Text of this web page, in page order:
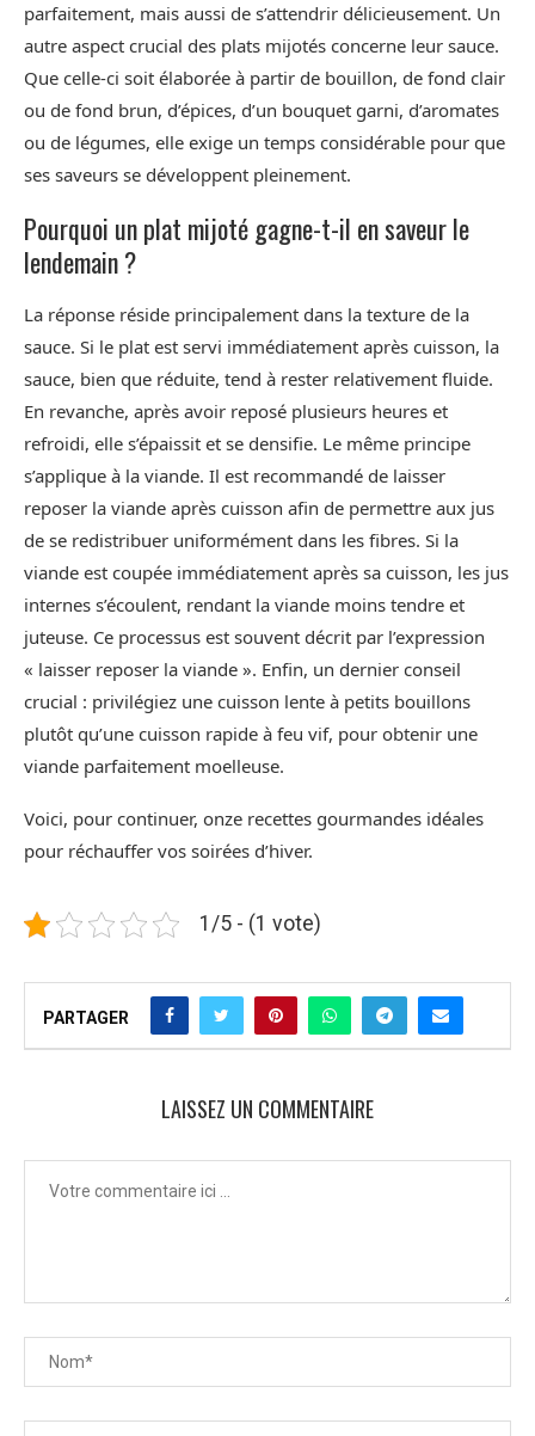
parfaitement, mais aussi de s’attendrir délicieusement. Un
autre aspect crucial des plats mijotés concerne leur sauce.
Que celle-ci soit élaborée à partir de bouillon, de fond clair
ou de fond brun, d’épices, d’un bouquet garni, d’aromates
ou de légumes, elle exige un temps considérable pour que
ses saveurs se développent pleinement.
Pourquoi un plat mijoté gagne-t-il en saveur le
lendemain ?
La réponse réside principalement dans la texture de la
sauce. Si le plat est servi immédiatement après cuisson, la
sauce, bien que réduite, tend à rester relativement fluide.
En revanche, après avoir reposé plusieurs heures et
refroidi, elle s’épaissit et se densifie. Le même principe
s’applique à la viande. Il est recommandé de laisser
reposer la viande après cuisson afin de permettre aux jus
de se redistribuer uniformément dans les fibres. Si la
viande est coupée immédiatement après sa cuisson, les jus
internes s’écoulent, rendant la viande moins tendre et
juteuse. Ce processus est souvent décrit par l’expression
« laisser reposer la viande ». Enfin, un dernier conseil
crucial : privilégiez une cuisson lente à petits bouillons
plutôt qu’une cuisson rapide à feu vif, pour obtenir une
viande parfaitement moelleuse.
Voici, pour continuer, onze recettes gourmandes idéales
pour réchauffer vos soirées d’hiver.
1/5 - (1 vote)
PARTAGER
LAISSEZ UN COMMENTAIRE